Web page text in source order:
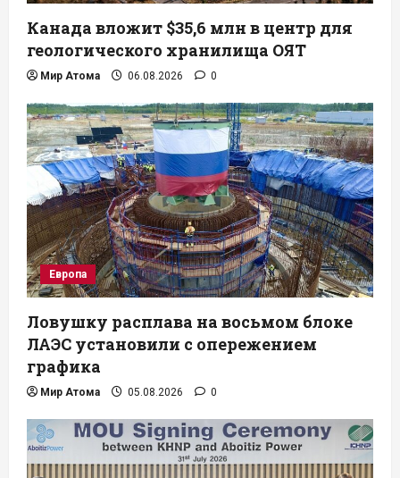
Канада вложит $35,6 млн в центр для
геологического хранилища ОЯТ
Мир Атома 06.08.2026 0
Европа
Ловушку расплава на восьмом блоке
ЛАЭС установили с опережением
графика
Мир Атома 05.08.2026 0